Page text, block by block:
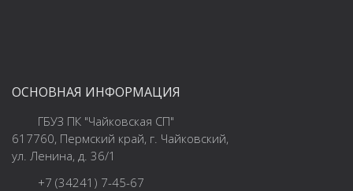
ОСНОВНАЯ ИНФОРМАЦИЯ
ГБУЗ ПК "Чайковская СП"
617760, Пермский край, г. Чайковский,
ул. Ленина, д. 36/1
+7 (34241) 7-45-67